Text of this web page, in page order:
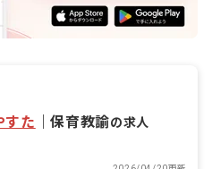
すた ｜保育教諭の求人